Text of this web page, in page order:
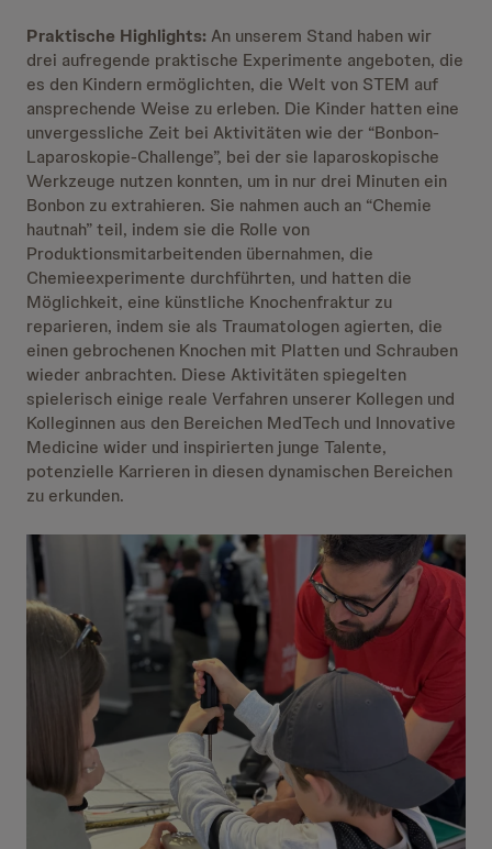
Praktische Highlights:An unserem Stand haben wir
drei aufregende praktische Experimente angeboten, die
es den Kindern ermöglichten, die Welt von STEM auf
ansprechende Weise zu erleben. Die Kinder hatten eine
unvergessliche Zeit bei Aktivitäten wie der “Bonbon-
Laparoskopie-Challenge”, bei der sie laparoskopische
Werkzeuge nutzen konnten, um in nur drei Minuten ein
Bonbon zu extrahieren. Sie nahmen auch an “Chemie
hautnah” teil, indem sie die Rolle von
Produktionsmitarbeitenden übernahmen, die
Chemieexperimente durchführten, und hatten die
Möglichkeit, eine künstliche Knochenfraktur zu
reparieren, indem sie als Traumatologen agierten, die
einen gebrochenen Knochen mit Platten und Schrauben
wieder anbrachten. Diese Aktivitäten spiegelten
spielerisch einige reale Verfahren unserer Kollegen und
Kolleginnen aus den Bereichen MedTech und Innovative
Medicine wider und inspirierten junge Talente,
potenzielle Karrieren in diesen dynamischen Bereichen
zu erkunden.